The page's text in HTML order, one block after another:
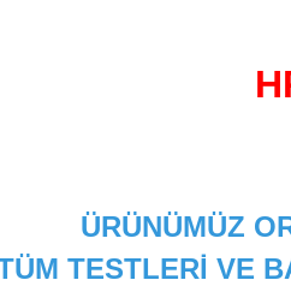
ÜRÜNÜMÜZ
TESTLERİ VE